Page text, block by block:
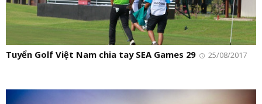
Tuyển Golf Việt Nam chia tay SEA Games 29 25/08/2017